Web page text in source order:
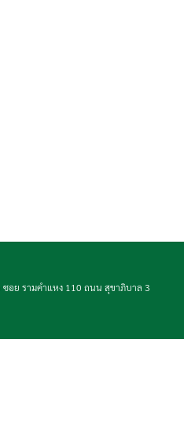
อย รามคำแหง 110 ถนน สุขาภิบาล 3